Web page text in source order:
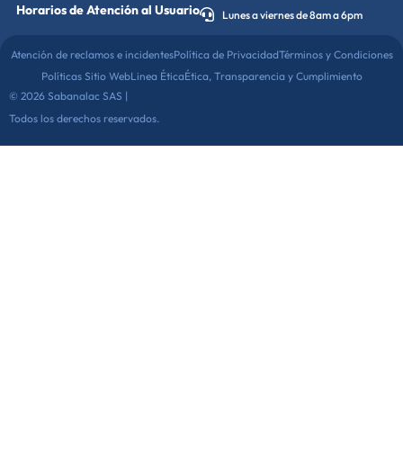
Horarios de Atención al Usuario Lunes a viernes de 8am a 6pm
© 2026 Sabanalac SAS |
Todos los derechos reservados.
Atención de reclamos e incidentesPolítica de PrivacidadTérminos y Condiciones
Políticas Sitio WebLinea ÉticaÉtica, Transparencia y Cumplimiento